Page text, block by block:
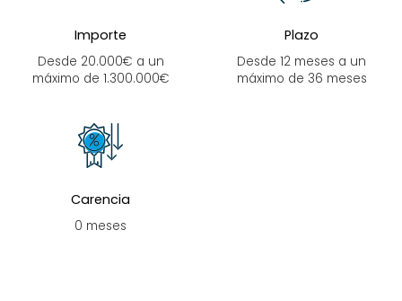
Importe
Desde 20.000€ a un
máximo de 1.300.000€
Plazo
Desde 12 meses a un
máximo de 36 meses
Carencia
0 meses